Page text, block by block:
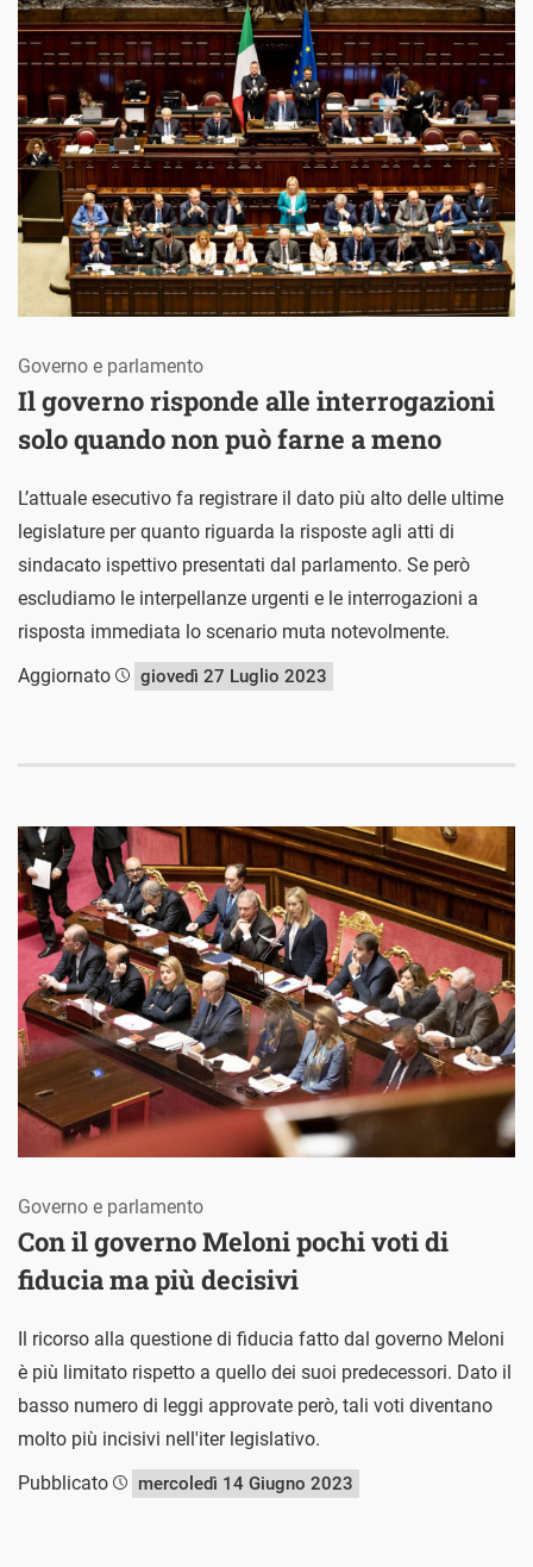
Il governo risponde alle interrogazioni
solo quando non può farne a meno
Governo e parlamento
L’attuale esecutivo fa registrare il dato più alto delle ultime
legislature per quanto riguarda la risposte agli atti di
sindacato ispettivo presentati dal parlamento. Se però
escludiamo le interpellanze urgenti e le interrogazioni a
risposta immediata lo scenario muta notevolmente.
Aggiornato
giovedì 27 Luglio 2023
Con il governo Meloni pochi voti di
fiducia ma più decisivi
Governo e parlamento
Il ricorso alla questione di fiducia fatto dal governo Meloni
è più limitato rispetto a quello dei suoi predecessori. Dato il
basso numero di leggi approvate però, tali voti diventano
molto più incisivi nell'iter legislativo.
Pubblicato
mercoledì 14 Giugno 2023